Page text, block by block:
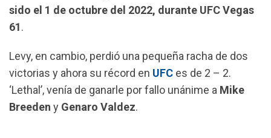
sido el 1 de octubre del 2022, durante UFC Vegas
61.
Levy, en cambio, perdió una pequeña racha de dos
victorias y ahora su récord en UFC es de 2 – 2.
‘Lethal’, venía de ganarle por fallo unánime a Mike
Breeden y Genaro Valdez.